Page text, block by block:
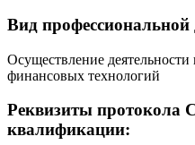
Вид профессиональной
Осуществление
финансовых технологий
Реквизиты протокола
квалификации: